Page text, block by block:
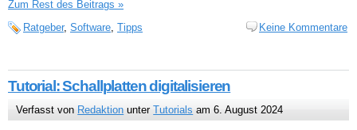
Zum Rest des Beitrags »
Ratgeber, Software, Tipps Keine Kommentare
Tutorial: Schallplatten digitalisieren
Verfasst von Redaktion unterTutorials am 6. August 2024